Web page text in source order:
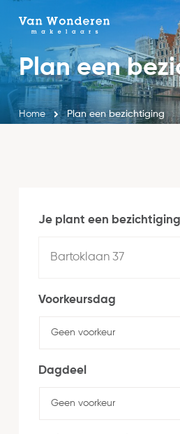
main
contentPlan een
Home Plan een bezichtiging
Je plant een
Voorkeursdag
Dagdeel